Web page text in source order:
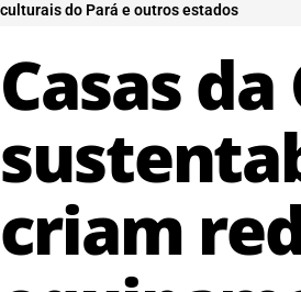
culturais do Pará e outros estados
Casas
criam